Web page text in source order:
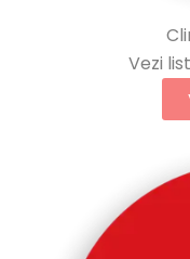
Vezi